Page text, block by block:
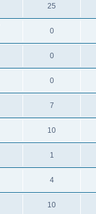
25
0
0
0
7
10
1
4
10